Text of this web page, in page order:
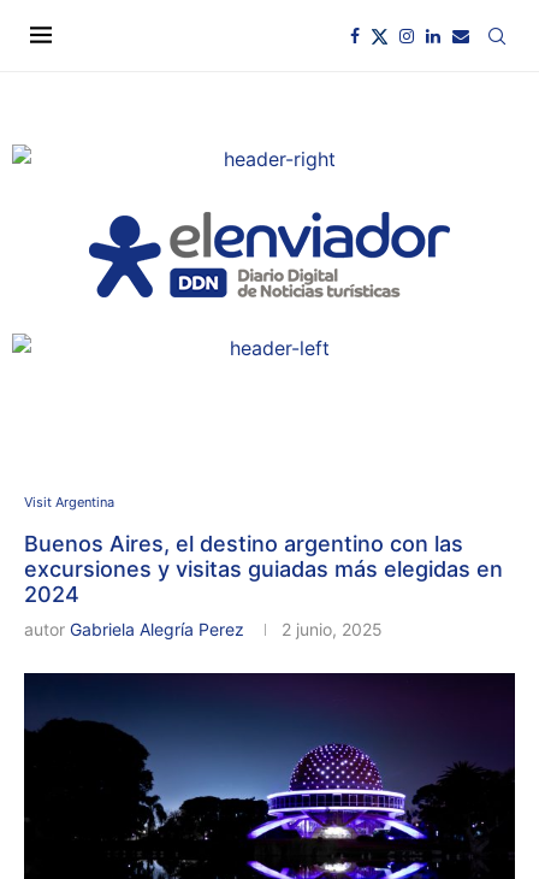
Visit Argentina
Buenos Aires, el destino argentino con las
excursiones y visitas guiadas más elegidas en
2024
autor Gabriela Alegría Perez 2 junio, 2025